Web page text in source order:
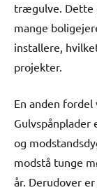
trægulve. Dette
mange
installere,
projekter.
En anden fordel
og
modstå tunge
år. Derudover